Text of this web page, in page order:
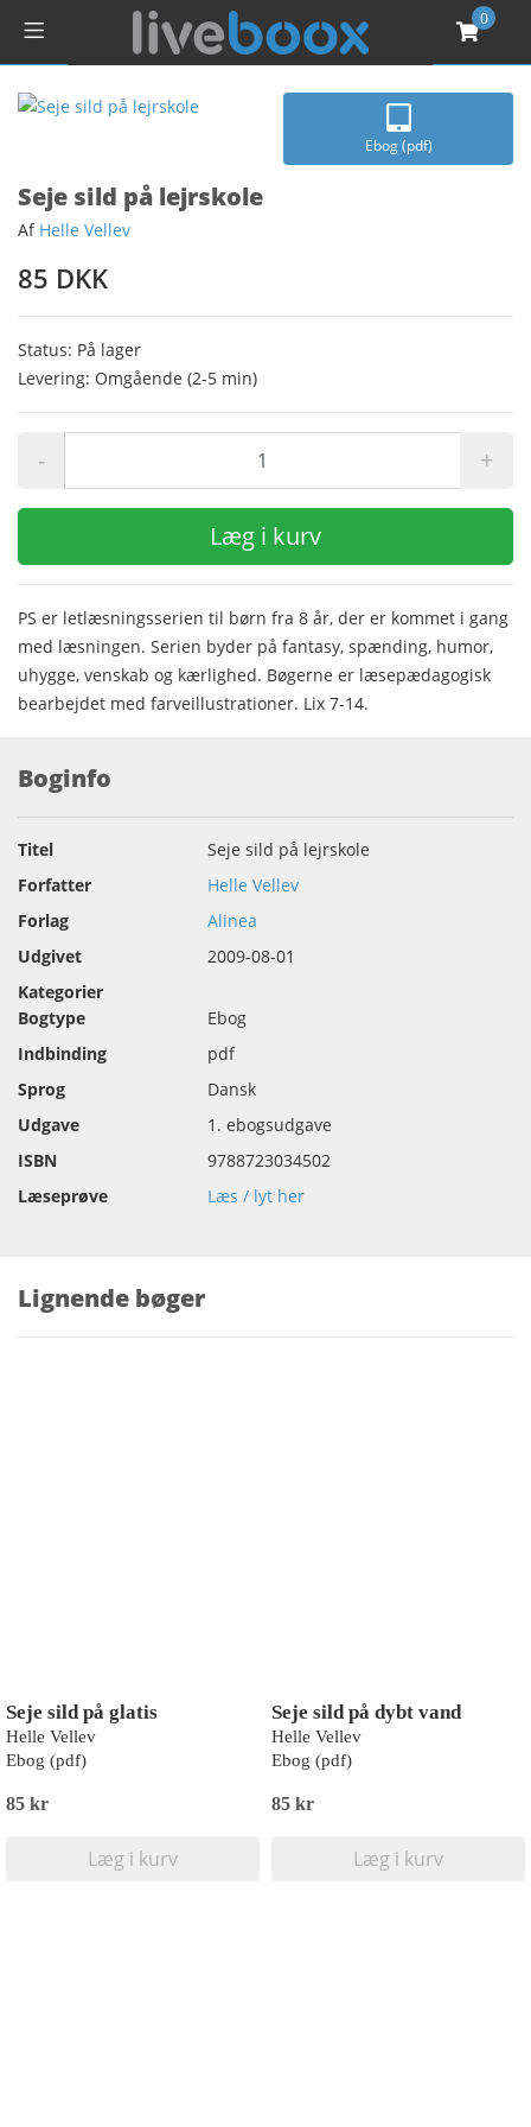
0
Ebog (pdf)
Seje sild på lejrskole
Af Helle Vellev
85 DKK
Status: På lager
Levering: Omgående (2-5 min)
- +
Læg i kurv
PS er letlæsningsserien til børn fra 8 år, der er kommet i gang
med læsningen. Serien byder på fantasy, spænding, humor,
uhygge, venskab og kærlighed. Bøgerne er læsepædagogisk
bearbejdet med farveillustrationer. Lix 7-14.
Boginfo
Titel
Seje sild på lejrskole
Forfatter
Helle Vellev
Forlag
Alinea
Udgivet
2009-08-01
Kategorier
Bogtype
Ebog
Indbinding
pdf
Sprog
Dansk
Udgave
1. ebogsudgave
ISBN
9788723034502
Læseprøve
Læs / lyt her
Lignende bøger
Seje sild på glatis
Helle Vellev
Ebog (pdf)
85 kr
Læg i kurv
Seje sild på dybt vand
Helle Vellev
Ebog (pdf)
85 kr
Læg i kurv